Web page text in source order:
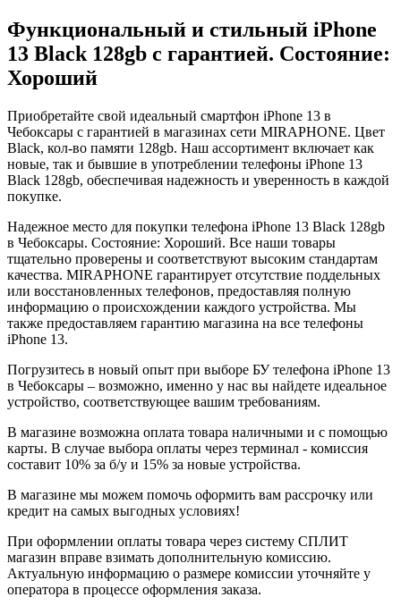
Функциональный и стильный iPhone
13 Black 128gb с гарантией. Состояние:
Хороший
Приобретайте свой идеальный смартфон iPhone 13 в
Чебоксары с гарантией в магазинах сети MIRAPHONE. Цвет
Black, кол-во памяти 128gb. Наш ассортимент включает как
новые, так и бывшие в употреблении телефоны iPhone 13
Black 128gb, обеспечивая надежность и уверенность в каждой
покупке.
Надежное место для покупки телефона iPhone 13 Black 128gb
в Чебоксары. Состояние: Хороший. Все наши товары
тщательно проверены и соответствуют высоким стандартам
качества. MIRAPHONE гарантирует отсутствие поддельных
или восстановленных телефонов, предоставляя полную
информацию о происхождении каждого устройства. Мы
также предоставляем гарантию магазина на все телефоны
iPhone 13.
Погрузитесь в новый опыт при выборе БУ телефона iPhone 13
в Чебоксары – возможно, именно у нас вы найдете идеальное
устройство, соответствующее вашим требованиям.
В магазине возможна оплата товара наличными и с помощью
карты. В случае выбора оплаты через терминал - комиссия
составит 10% за б/у и 15% за новые устройства.
В магазине мы можем помочь оформить вам рассрочку или
кредит на самых выгодных условиях!
При оформлении оплаты товара через систему СПЛИТ
магазин вправе взимать дополнительную комиссию.
Актуальную информацию о размере комиссии уточняйте у
оператора в процессе оформления заказа.